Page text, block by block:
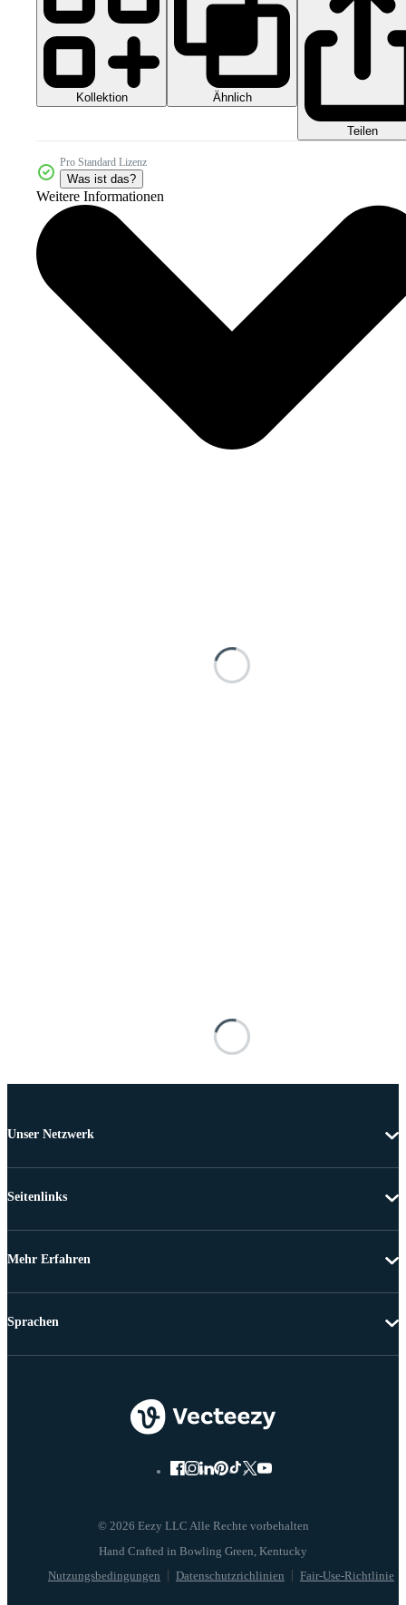
Kollektion Ähnlich
Teilen
Pro Standard Lizenz
Was ist das?
Weitere Informationen
Unser Netzwerk
Seitenlinks
Mehr Erfahren
© 2026 Eezy LLC Alle Rechte vorbehalten
Nutzungsbedingungen Datenschutzrichlinien Fair-Use-Richtlinie
Sprachen